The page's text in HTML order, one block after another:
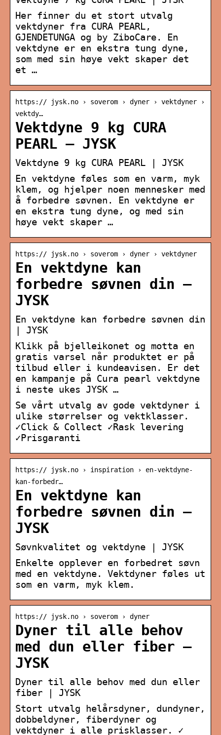
Her finner du et stort utvalg
vektdyner fra CURA PEARL,
GJENDETUNGA og by ZiboCare. En
vektdyne er en ekstra tung dyne,
som med sin høye vekt skaper det
et …
https:// jysk.no › soverom › dyner › vektdyner ›
vektdy…
Vektdyne 9 kg CURA
PEARL – JYSK
Vektdyne 9 kg CURA PEARL | JYSK
En vektdyne føles som en varm, myk
klem, og hjelper noen mennesker med
å forbedre søvnen. En vektdyne er
en ekstra tung dyne, og med sin
høye vekt skaper …
https:// jysk.no › soverom › dyner › vektdyner
En vektdyne kan
forbedre søvnen din –
JYSK
En vektdyne kan forbedre søvnen din
| JYSK
Klikk på bjelleikonet og motta en
gratis varsel når produktet er på
tilbud eller i kundeavisen. Er det
en kampanje på Cura pearl vektdyne
i neste ukes JYSK …
Se vårt utvalg av gode vektdyner i
ulike størrelser og vektklasser.
✓Click & Collect ✓Rask levering
✓Prisgaranti
https:// jysk.no › inspiration › en-vektdyne-
kan-forbedr…
En vektdyne kan
forbedre søvnen din –
JYSK
Søvnkvalitet og vektdyne | JYSK
Enkelte opplever en forbedret søvn
med en vektdyne. Vektdyner føles ut
som en varm, myk klem.
https:// jysk.no › soverom › dyner
Dyner til alle behov
med dun eller fiber –
JYSK
Dyner til alle behov med dun eller
fiber | JYSK
Stort utvalg helårsdyner, dundyner,
dobbeldyner, fiberdyner og
vektdyner i alle prisklasser. ✓